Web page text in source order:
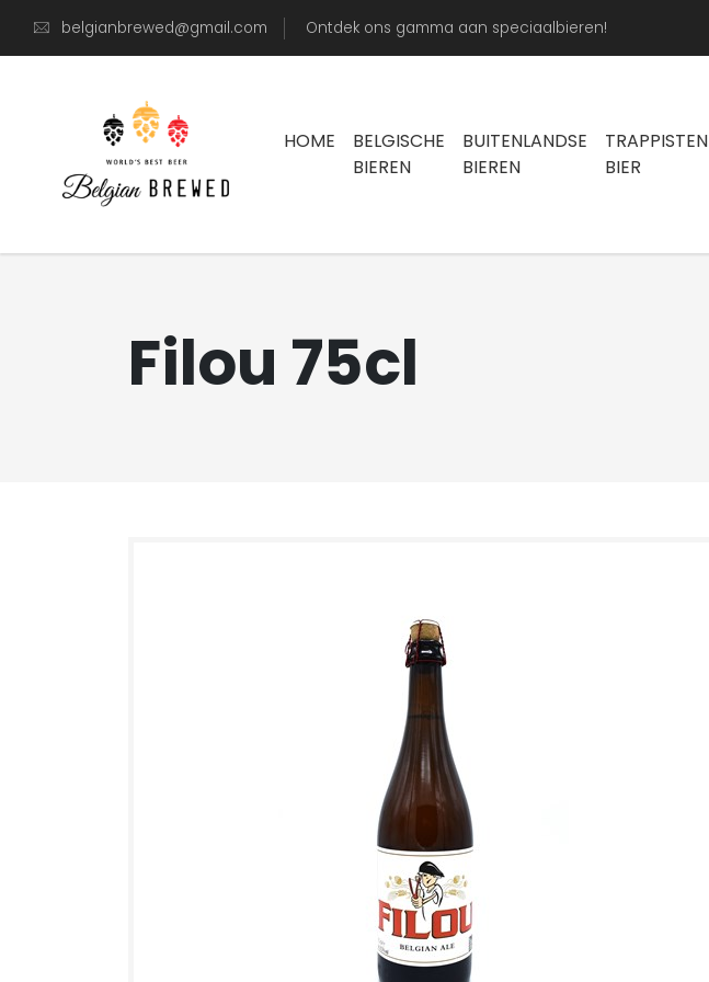
belgianbrewed@gmail.com Ontdek ons gamma aan speciaalbieren!
HOME
BELGISCHE
BIEREN
BUITENLANDSE
BIEREN
TRAPPISTEN
BIER
Filou 75cl